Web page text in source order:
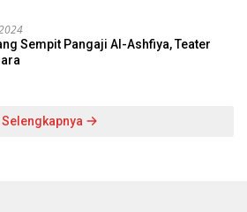
Sempit Pangaji Al-Ashfiya, Teater
Selengkapnya